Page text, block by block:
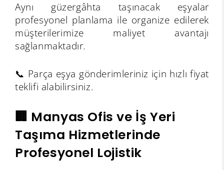
Aynı güzergâhta taşınacak eşyalar
profesyonel planlama ile organize edilerek
müşterilerimize maliyet avantajı
sağlanmaktadır.
📞 Parça eşya gönderimleriniz için hızlı fiyat
teklifi alabilirsiniz.
🏢 Manyas Ofis ve İş Yeri
Taşıma Hizmetlerinde
Profesyonel Lojistik